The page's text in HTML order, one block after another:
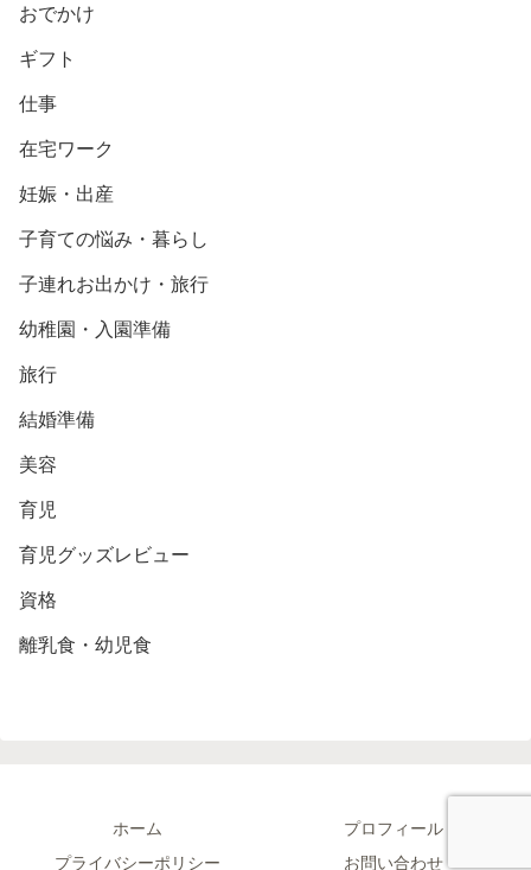
おでかけ
ギフト
仕事
在宅ワーク
妊娠・出産
子育ての悩み・暮らし
子連れお出かけ・旅行
幼稚園・入園準備
旅行
結婚準備
美容
育児
育児グッズレビュー
資格
離乳食・幼児食
ホーム
プロフィール
プライバシーポリシー
お問い合わせ